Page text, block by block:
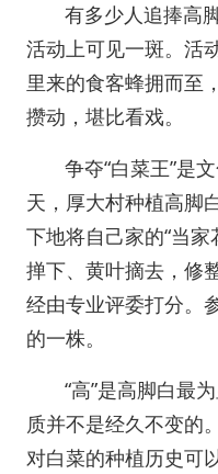
有多少人追捧高
活动上可见一斑。活
里来的食客蜂拥而至
攒动，堪比看戏。
争夺“白菜王”是
天，厚大村种植高脚
下地将自己家的“当
掸下、黄叶摘去，修
经由专业评委打分。
的一株。
“高”是高脚白最
质并不是经久不变的
对白菜的种植历史可